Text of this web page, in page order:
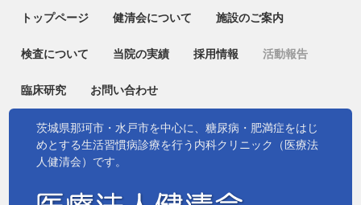
トップページ 健清会について 施設のご案内
検査について 当院の実績 採用情報 活動報告
臨床研究 お問い合わせ
茨城県那珂市・水戸市を中心に、糖尿病・肥満症をはじ
めとする生活習慣病診療を行う内科クリニック（医療法
人健清会）です。